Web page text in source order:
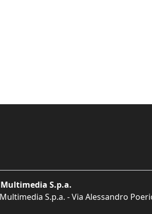
S.p.a.
S.p.a. - Via Alessandro